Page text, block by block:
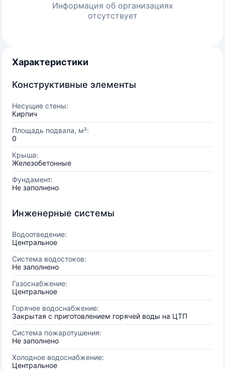
Информация об организациях
отсутствует
Характеристики
Конструктивные элементы
Несущие стены:
Кирпич
Площадь подвала, м²:
0
Крыша:
Железобетонные
Фундамент:
Не заполнено
Инженерные системы
Водоотведение:
Центральное
Система водостоков:
Не заполнено
Газоснабжение:
Центральное
Горячее водоснабжение:
Закрытая с приготовлением горячей воды на ЦТП
Система пожаротушения:
Не заполнено
Холодное водоснабжение:
Центральное